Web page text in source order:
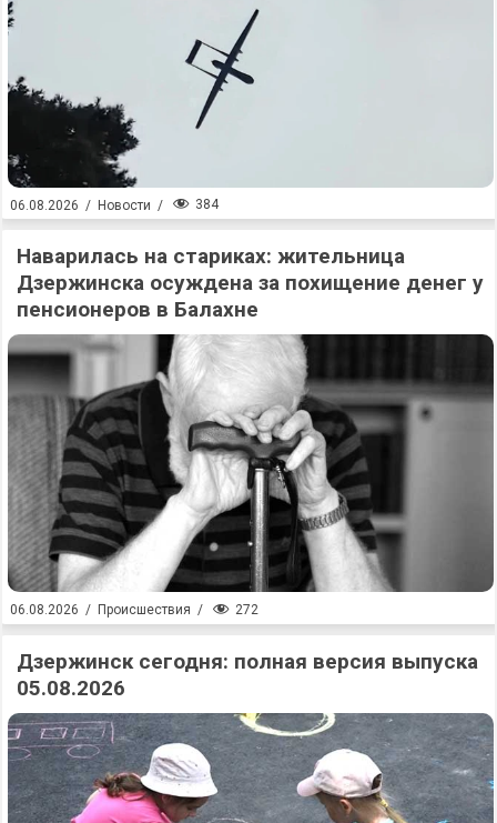
06.08.2026 / Новости / 384
Наварилась на стариках: жительница
Дзержинска осуждена за похищение денег у
пенсионеров в Балахне
06.08.2026 / Происшествия / 272
Дзержинск сегодня: полная версия выпуска
05.08.2026